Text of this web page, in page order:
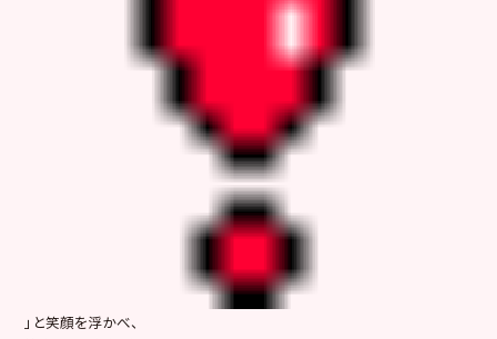
」と笑顔を浮かべ、